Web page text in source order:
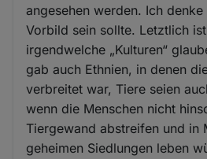
angesehen werden. Ich
Vorbild sein sollte. Letztlich
irgendwelche „Kulturen“
gab auch Ethnien, in denen
verbreitet war, Tiere seien
wenn die Menschen nicht
Tiergewand abstreifen und in
geheimen Siedlungen leben